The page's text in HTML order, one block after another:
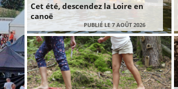
Cet été, descendez la Loire en
canoë
PUBLIÉ LE 7 AOÛT 2026